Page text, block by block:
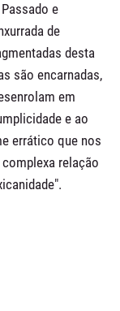
e
de
desta
são encarnadas,
em
e ao
errático que nos
relação